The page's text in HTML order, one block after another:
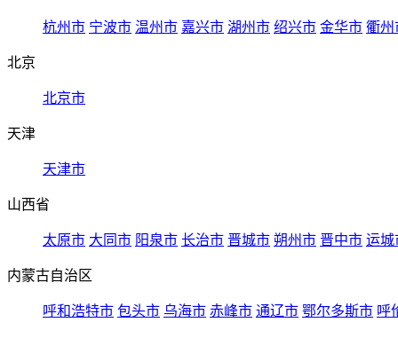
杭州市 宁波市 温州市 嘉兴市 湖州市 绍兴市 金华市 衢州
北京
北京市
天津
天津市
山西省
太原市 大同市 阳泉市 长治市 晋城市 朔州市 晋中市 运城
内蒙古自治区
呼和浩特市 包头市 乌海市 赤峰市 通辽市 鄂尔多斯市 呼